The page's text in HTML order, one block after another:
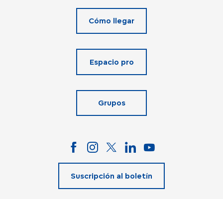
Cómo llegar
Espacio pro
Grupos
Suscripción al boletín